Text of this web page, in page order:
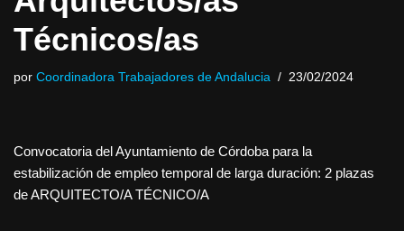
Técnicos/as
por Coordinadora Trabajadores de Andalucia 23/02/2024
Convocatoria del Ayuntamiento de Córdoba para la
estabilización de empleo temporal de larga duración: 2 plazas
de ARQUITECTO/A TÉCNICO/A